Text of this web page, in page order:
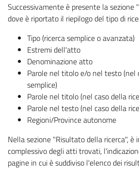
Successivamente è presente la sezione
dove è riportato il riepilogo del tipo di
Tipo (ricerca semplice o avanzata)
Estremi dell'atto
Denominazione atto
Parole nel titolo e/o nel testo (nel
semplice)
Parole nel titolo (nel caso della
Parole nel testo (nel caso della
Regioni/Province autonome
Nella sezione "Risultato della ricerca", è
complessivo degli atti trovati,
pagine in cui è suddiviso l'elenco dei